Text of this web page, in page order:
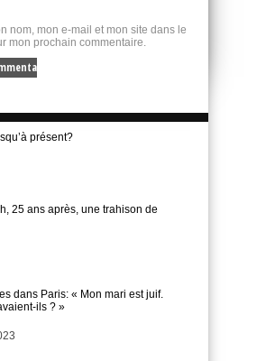
nom, mon e-mail et mon site dans le
mon prochain commentaire.
présent?
25 ans après, une trahison de
dans Paris: « Mon mari est juif.
ils ? »